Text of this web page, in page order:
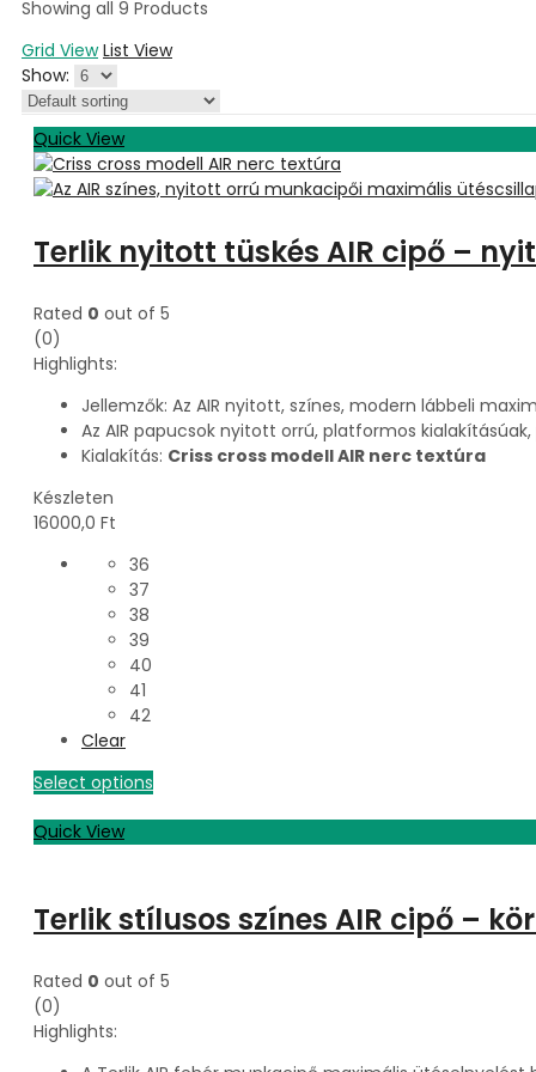
Showing all 9 Products
Grid View List View
Show:
Quick View
Terlik nyitott tüskés AIR cipő –
Rated 0 out of 5
(0)
Highlights:
Jellemzők: Az AIR nyitott, színes, modern lábbeli
Az AIR papucsok nyitott orrú, platformos
Kialakítás: Criss cross modell AIR nerc textúra
Készleten
16000,0 Ft
36
37
38
39
40
41
42
Clear
Select options
Quick View
Terlik stílusos színes AIR cipő –
Rated 0 out of 5
(0)
Highlights: